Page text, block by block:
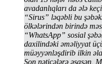
avadanlıqları da ələ
“Sirus” ləqəbli bu
ölkələrindən birində
“WhatsApp” sosial
daxilindəki əməliyyat
müəyyənləşdirib ilkin
Son nəticələrə əsasən,